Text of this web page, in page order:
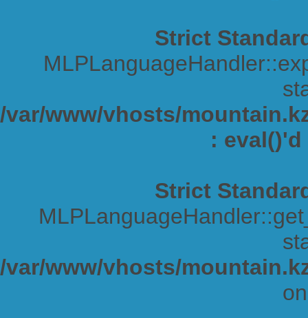
Strict
/var/www/vhosts/
:
Strict
/var/www/vhosts/